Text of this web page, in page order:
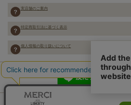
実店舗のご案内
特定商取引法に基づく表示
個人情報の取り扱いについて